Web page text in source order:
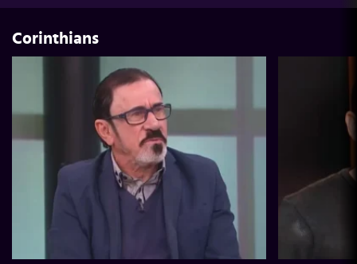
Corinthians